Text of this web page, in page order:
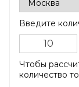
Введите
Чтобы
количество